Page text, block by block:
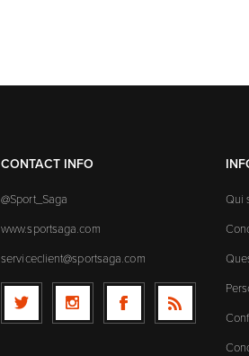
CONTACT INFO
@Sport_Saga
www.sportsaga.com
serviceclient@sportsaga.com
Qui